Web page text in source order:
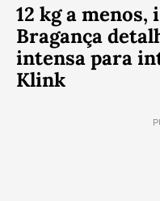
12 kg a
Bragança
intensa para
Klink